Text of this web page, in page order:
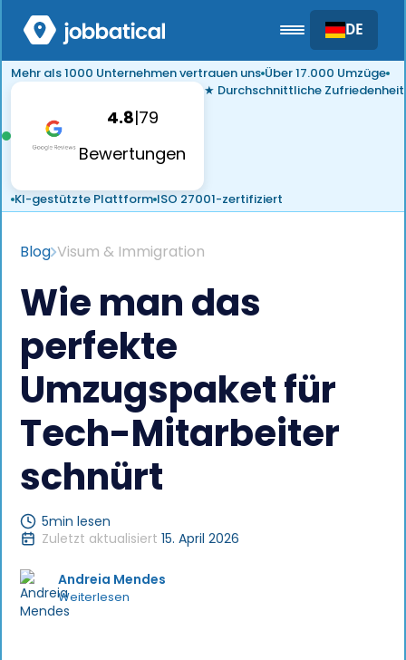
DE
Mehr als 1000 Unternehmen vertrauen uns Über 17.000 Umzüge
4.8|79
Bewertungen
★ Durchschnittliche Zufriedenheit
KI-gestützte Plattform ISO 27001-zertifiziert
Blog Visum & Immigration
Wie man das
perfekte
Umzugspaket für
Tech-Mitarbeiter
schnürt
5min lesen
Zuletzt aktualisiert 15. April 2026
Andreia Mendes
Weiterlesen